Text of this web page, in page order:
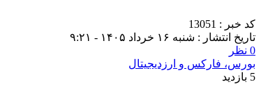
کد خبر : 13051
تاریخ انتشار : شنبه ۱۶ خرداد ۱۴۰۵ - ۹:۲۱
0 نظر
بورس، فارکس و ارزدیجیتال
5 بازدید